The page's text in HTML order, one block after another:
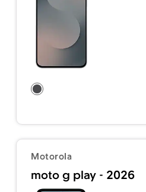
Motorola
moto g play - 2026